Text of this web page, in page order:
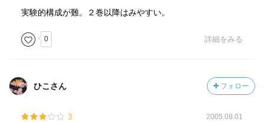
実験的構成が難。２巻以降はみやすい。
0 詳細をみる
ひこさん フォロー
3 2005.08.01